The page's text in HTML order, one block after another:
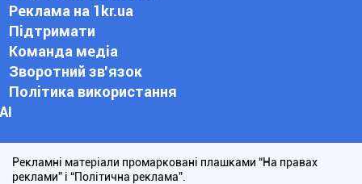
Реклама на 1kr.ua
Підтримати
Команда медіа
Зворотний зв'язок
Політика використання
АІ
Рекламні матеріали промарковані плашками “На правах
реклами” і “Політична реклама”.